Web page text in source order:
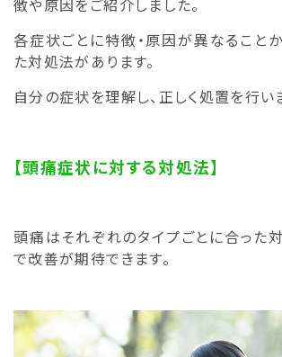
徴や原因をご紹介しました。
各症状ごとに特徴・原因が異なること
た対処法があります。
自分の症状を理解し、正しく処置を行いま
【頭痛症状に対する対処法】
頭痛はそれぞれのタイプごとに合った
で改善が期待できます。